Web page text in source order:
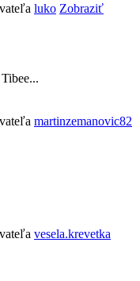
luko Zobraziť
martinzemanovic82
vesela.krevetka